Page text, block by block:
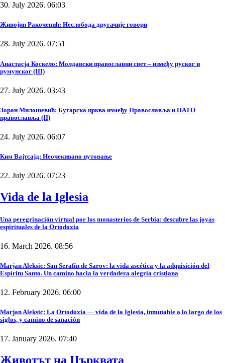
30. July 2026. 06:03
Живојин Ракочевић: Неслобода другачије говори
28. July 2026. 07:51
Анастасја Коскело: Молдавски православни свет – између руског и
румунског (III)
27. July 2026. 03:43
Зоран Милошевић: Бугарска црква између Православља и НАТО
православља (II)
24. July 2026. 06:07
Ким Вајтсајд: Неочекивано путовање
22. July 2026. 07:23
Vida de la Iglesia
Una peregrinación virtual por los monasterios de Serbia: descubre las joyas
espirituales de la Ortodoxia
16. March 2026. 08:56
Marjan Aleksic: San Serafín de Sarov: la vida ascética y la adquisición del
Espíritu Santo. Un camino hacia la verdadera alegría cristiana
12. February 2026. 06:00
Marjan Aleksic: La Ortodoxia — vida de la Iglesia, inmutable a lo largo de los
siglos, y camino de sanación
17. January 2026. 07:40
Животът на Църквата